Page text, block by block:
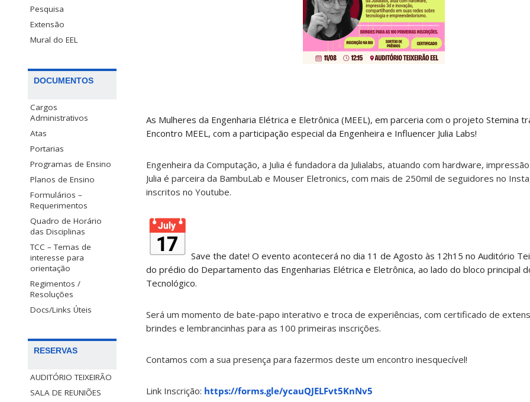
Pesquisa
Extensão
Mural do EEL
DOCUMENTOS
Cargos
Administrativos
Atas
Portarias
Programas de Ensino
Planos de Ensino
Formulários –
Requerimentos
Quadro de Horário
das Disciplinas
TCC – Temas de
interesse para
orientação
Regimentos /
Resoluções
Docs/Links Úteis
RESERVAS
AUDITÓRIO TEIXEIRÃO
SALA DE REUNIÕES
As Mulheres da Engenharia Elétrica e Eletrônica (MEEL), em parceria com o projeto Stemina
Encontro MEEL, com a participação especial da Engenheira e Influencer Julia Labs!
Engenheira da Computação, a Julia é fundadora da Julialabs, atuando com hardware,
Julia é parceira da BambuLab e Mouser Eletronics, com mais de 250mil de seguidores no
inscritos no Youtube.
Save the date! O evento acontecerá no dia 11 de Agosto às 12h15 no Auditório
do prédio do Departamento das Engenharias Elétrica e Eletrônica, ao lado do bloco principal
Tecnológico.
Será um momento de bate-papo interativo e troca de experiências, com certificado de
brindes e lembrancinhas para as 100 primeiras inscrições.
Contamos com a sua presença para fazermos deste um encontro inesquecível!
Link Inscrição: https://forms.gle/ycauQJELFvt5KnNv5